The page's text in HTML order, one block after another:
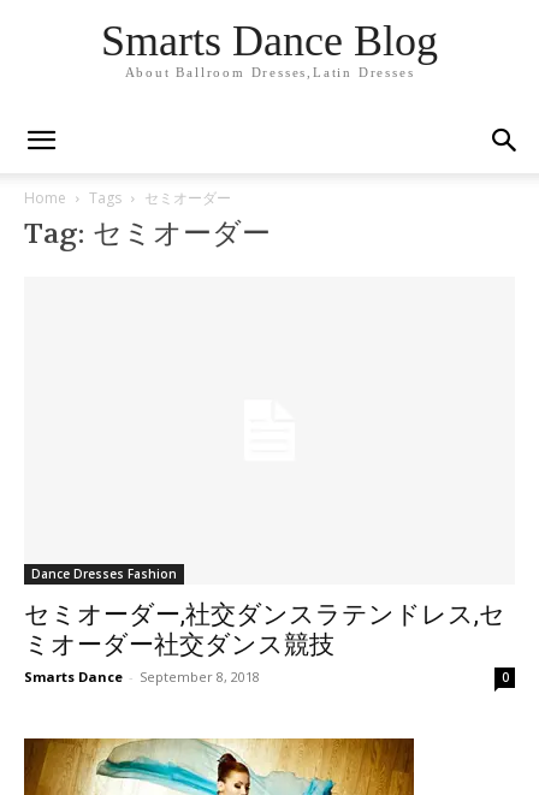
Smarts Dance Blog
About Ballroom Dresses,Latin Dresses
Home Tags セミオーダー
Tag: セミオーダー
Dance Dresses Fashion
セミオーダー,社交ダンスラテンドレス,セ
ミオーダー社交ダンス競技
Smarts Dance - September 8, 2018 0